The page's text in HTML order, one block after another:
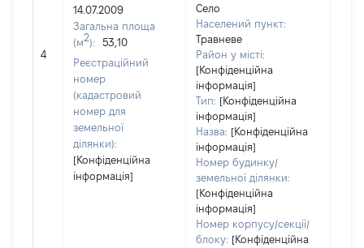
4
14.07.2009
Загальна площа
(м2):
53,10
Реєстраційний
номер
(кадастровий
номер для
земельної
ділянки):
[Конфіденційна
інформація]
Село
Населений пункт:
Травневе
Район у місті:
[Конфіденційна
інформація]
Тип: [Конфіденційна
інформація]
Назва: [Конфіденційна
інформація]
Номер будинку/
земельної ділянки:
[Конфіденційна
інформація]
Номер корпусу/секції/
блоку: [Конфіденційна